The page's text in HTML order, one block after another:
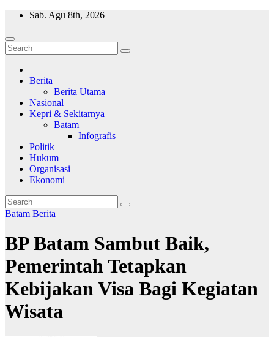
Skip
content
Sab. Agu 8th, 2026
Wajah Batam
CCTV nya kota Batam
Berita
Berita Utama
Nasional
Kepri & Sekitarnya
Batam
Infografis
Politik
Hukum
Organisasi
Ekonomi
Batam Berita
BP Batam Sambut Baik,
Pemerintah Tetapkan
Kebijakan Visa Bagi Kegiatan
Wisata